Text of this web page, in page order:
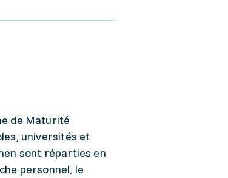
de Maturité
universités et
sont réparties en
personnel, le